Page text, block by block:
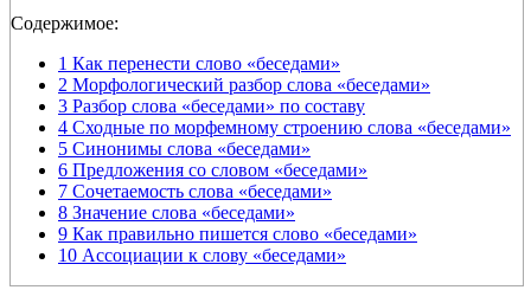
Содержимое:
1 Как перенести слово «беседами»
2 Морфологический разбор слова «беседами»
3 Разбор слова «беседами» по составу
4 Сходные по морфемному строению слова «беседами»
5 Синонимы слова «беседами»
6 Предложения со словом «беседами»
7 Сочетаемость слова «беседами»
8 Значение слова «беседами»
9 Как правильно пишется слово «беседами»
10 Ассоциации к слову «беседами»